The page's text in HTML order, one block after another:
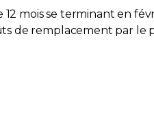
mois se terminant en
de remplacement par le